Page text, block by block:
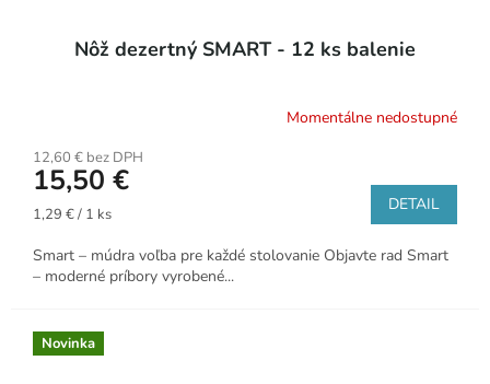
Nôž dezertný SMART - 12 ks balenie
Momentálne nedostupné
12,60 € bez DPH
15,50 €
Jednotková
1,29 € / 1 ks DETAIL
Smart – múdra voľba pre každé stolovanie Objavte rad Smart
– moderné príbory vyrobené...
Novinka